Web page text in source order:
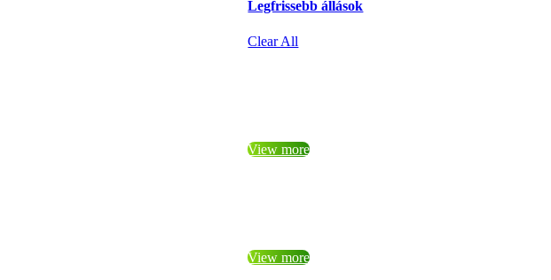
Legfrissebb állások
Clear All
View more
View more